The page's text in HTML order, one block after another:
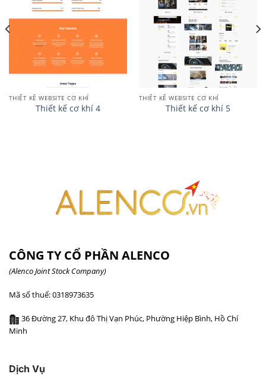
wishlist
THIẾT KẾ WEBSITE CƠ KHÍ
Thiết kế cơ khí 4
THIẾT KẾ WEBSITE CƠ KHÍ
Thiết kế cơ khí 5
CÔNG TY CỔ PHẦN ALENCO
(Alenco Joint Stock Company)
Mã số thuế: 0318973635
36 Đường 27, Khu đô Thị Vạn Phúc, Phường Hiệp Bình, Hồ Chí
Minh
Dịch Vụ